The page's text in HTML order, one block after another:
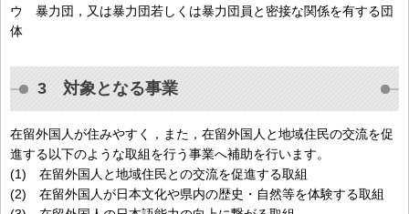
ウ 暴力団，又は暴力団若しくは暴力団員と密接な関係を有する団
体
3 対象となる事業
在留外国人が住みやすく，また，在留外国人と地域住民の交流を促
進する以下のような取組を行う事業へ補助を行います。
(1) 在留外国人と地域住民との交流を促進する取組
(2) 在留外国人が日本文化や県内の歴史・自然等を体験する取組